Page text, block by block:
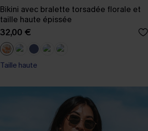
Bikini avec bralette torsadée florale et
taille haute épissée
32,00 €
Taille haute